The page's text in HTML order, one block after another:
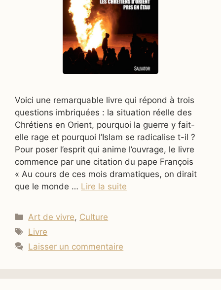
Voici une remarquable livre qui répond à trois
questions imbriquées : la situation réelle des
Chrétiens en Orient, pourquoi la guerre y fait-
elle rage et pourquoi l’Islam se radicalise t-il ?
Pour poser l’esprit qui anime l’ouvrage, le livre
commence par une citation du pape François
« Au cours de ces mois dramatiques, on dirait
que le monde … Lire la suite
Catégories
Art de vivre, Culture
Étiquettes
Livre
Laisser un commentaire